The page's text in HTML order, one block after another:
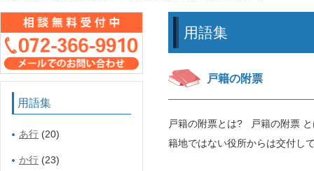
用語集
戸籍の附票
戸籍の附票とは? 戸籍の附票
籍地ではない役所からは交付
用語集
あ行 (20)
か行 (23)